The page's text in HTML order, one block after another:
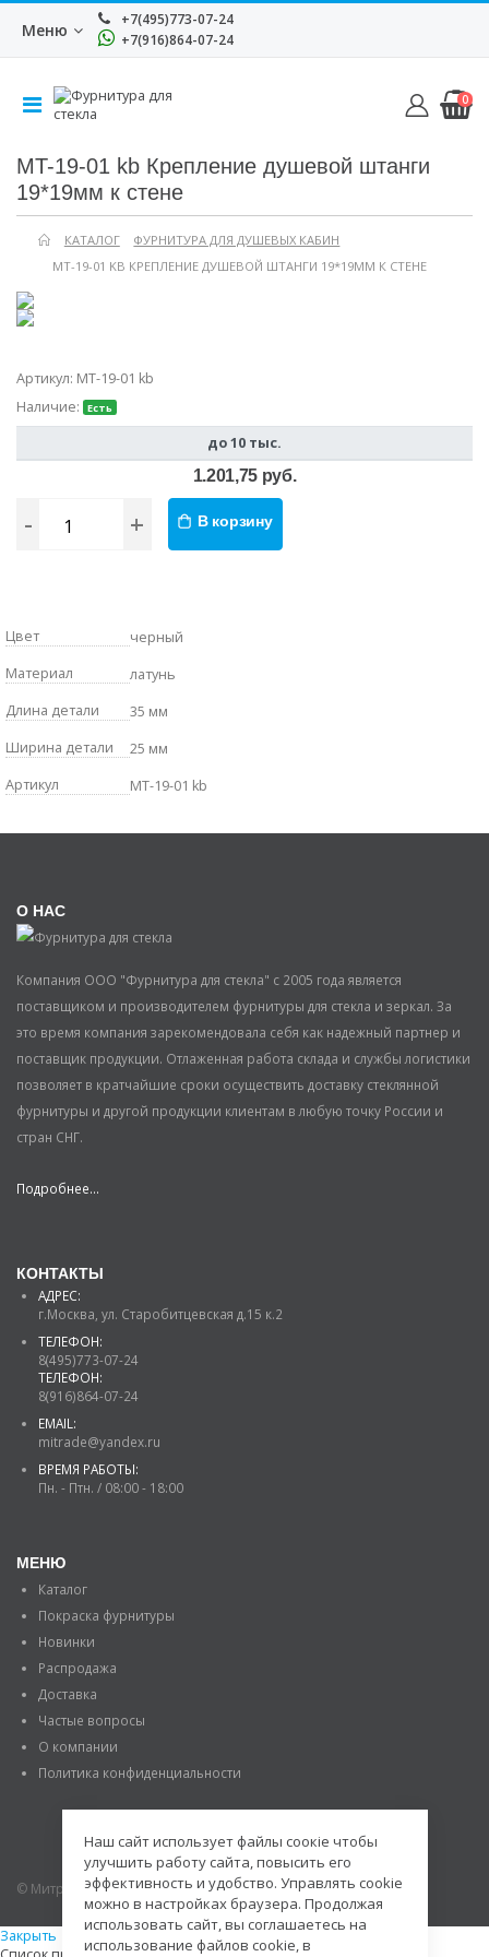
Меню
+7(495)773-07-24
+7(916)864-07-24
0
MT-19-01 kb Крепление душевой штанги
19*19мм к стене
КАТАЛОГ
ФУРНИТУРА ДЛЯ ДУШЕВЫХ КАБИН
MT-19-01 KB КРЕПЛЕНИЕ ДУШЕВОЙ ШТАНГИ 19*19ММ К СТЕНЕ
Артикул: MT-19-01 kb
Наличие:
Есть
до 10 тыс.
1.201,75 руб.
- + В корзину
Цвет
черный
Материал
латунь
Длина детали
35 мм
Ширина детали
25 мм
Артикул
MT-19-01 kb
О НАС
Компания ООО "Фурнитура для стекла" с 2005 года является
поставщиком и производителем фурнитуры для стекла и зеркал. За
это время компания зарекомендовала себя как надежный партнер и
поставщик продукции. Отлаженная работа склада и службы логистики
позволяет в кратчайшие сроки осуществить доставку стеклянной
фурнитуры и другой продукции клиентам в любую точку России и
стран СНГ.
Подробнее...
КОНТАКТЫ
АДРЕС:
г.Москва, ул. Старобитцевская д.15 к.2
ТЕЛЕФОН:
8(495)773-07-24
ТЕЛЕФОН:
8(916)864-07-24
EMAIL:
mitrade@yandex.ru
ВРЕМЯ РАБОТЫ:
Пн. - Птн. / 08:00 - 18:00
МЕНЮ
Каталог
Покраска фурнитуры
Новинки
Распродажа
Доставка
Частые вопросы
О компании
Политика конфиденциальности
© Митраде. 2020. Все права защищены.
Закрыть
Наш сайт использует файлы соокіе чтобы
улучшить работу сайта, повысить его
эффективность и удобство. Управлять cookie
можно в настройках браузера. Продолжая
использовать сайт, вы соглашаетесь на
использование файлов cookie, в